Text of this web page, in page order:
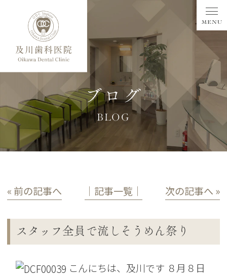
ブログ
BLOG
« 前の記事へ │記事一覧│ 次の記事へ »
スタッフ全員で流しそうめん祭り
こんにちは、及川です ８月８日